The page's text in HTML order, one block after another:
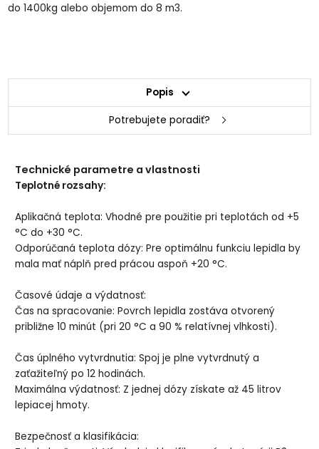
do 1400kg alebo objemom do 8 m3.
Popis
Potrebujete poradiť?
Technické parametre a vlastnosti
​Teplotné rozsahy:
​Aplikačná teplota: Vhodné pre použitie pri teplotách od +5
°C do +30 °C.
​Odporúčaná teplota dózy: Pre optimálnu funkciu lepidla by
mala mať náplň pred prácou aspoň +20 °C.
​Časové údaje a výdatnosť:
​Čas na spracovanie: Povrch lepidla zostáva otvorený
približne 10 minút (pri 20 °C a 90 % relatívnej vlhkosti).
​Čas úplného vytvrdnutia: Spoj je plne vytvrdnutý a
zaťažiteľný po 12 hodinách.
​Maximálna výdatnosť: Z jednej dózy získate až 45 litrov
lepiacej hmoty.
​Bezpečnosť a klasifikácia: